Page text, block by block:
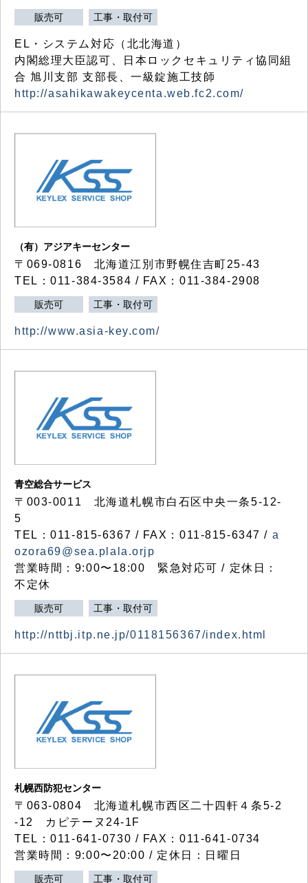
販売可 工事・取付可
EL・システム対応（北北海道）
内閣総理大臣認可、日本ロックセキュリティ協同組
合 旭川支部 支部長、一級錠施工技師
http://asahikawakeycenta.web.fc2.com/
（有）アジアキーセンター
〒069-0816 北海道江別市野幌住吉町25-43
TEL：011-384-3584 / FAX：011-384-2908
販売可 工事・取付可
http://www.asia-key.com/
青空総合サービス
〒003-0011 北海道札幌市白石区中央一条5-12-
5
TEL：011-815-6367 / FAX：011-815-6347 / a
ozora69@sea.plala.orjp
営業時間：9:00〜18:00 緊急対応可 / 定休日：
不定休
販売可 工事・取付可
http://nttbj.itp.ne.jp/0118156367/index.html
札幌西防犯センター
〒063-0804 北海道札幌市西区二十四軒４条5-2
-12 カピテーヌ24-1F
TEL：011-641-0730 / FAX：011-641-0734
営業時間：9:00〜20:00 / 定休日：日曜日
販売可 工事・取付可